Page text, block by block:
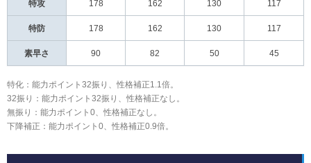
特攻 178 162 130 117
特防 178 162 130 117
素早さ 90 82 50 45
特化：能力ポイント32振り、性格補正1.1倍。
32振り：能力ポイント32振り、性格補正なし。
無振り：能力ポイント0、性格補正なし。
下降補正：能力ポイント0、性格補正0.9倍。